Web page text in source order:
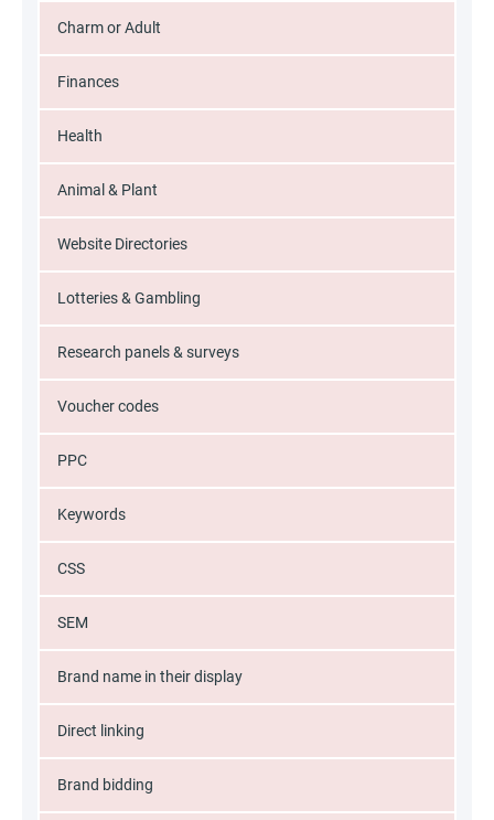
Charm or Adult
Finances
Health
Animal & Plant
Website Directories
Lotteries & Gambling
Research panels & surveys
Voucher codes
PPC
Keywords
CSS
SEM
Brand name in their display
Direct linking
Brand bidding